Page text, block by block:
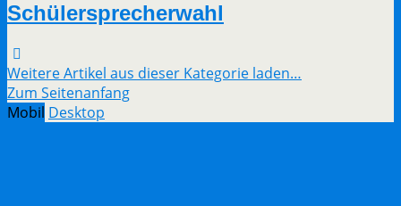
Schülersprecherwahl
Weitere Artikel aus dieser Kategorie laden…
Zum Seitenanfang
Mobil Desktop